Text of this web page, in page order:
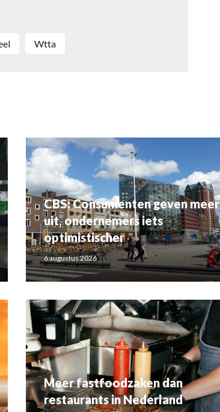
Wtta
CBS: Consumenten geven meer
uit, ondernemers iets
optimistischer
6 augustus 2026
Meer fastfoodzaken dan
restaurants in Nederland